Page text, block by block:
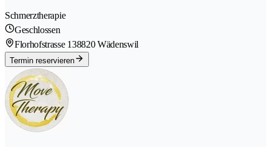
Schmerztherapie
Geschlossen
Florhofstrasse 138820 Wädenswil
Termin reservieren